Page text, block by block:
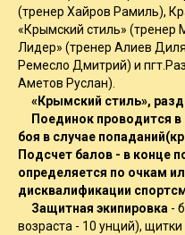
(тренер Хайров Рамиль),
«Крымский стиль» (тренер
Лидер» (тренер Алиев
Ремесло Дмитрий) и
Аметов Руслан).
«Крымский стиль»,
Поединок проводится в
боя в случае
Подсчет балов - в конце
определяется по очкам
дисквалификации
Защитная экипировка -
возраста - 10 унций),